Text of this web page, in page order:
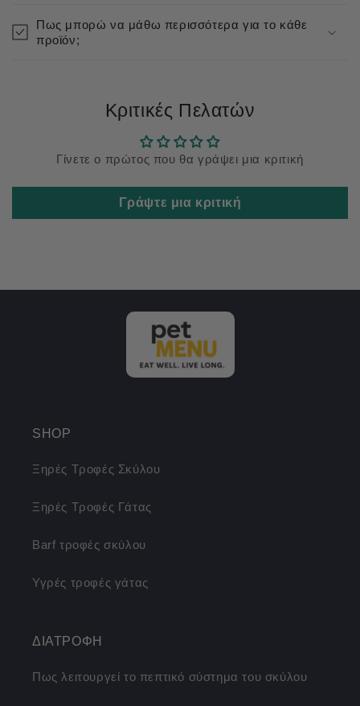
Πως μπορώ να μάθω περισσότερα για το κάθε
προϊόν;
Κριτικές Πελατών
Γίνετε ο πρώτος που θα γράψει μια κριτική
Γράψτε μια κριτική
SHOP
Ξηρές Τροφές Σκύλου
Ξηρές Τροφές Γάτας
Barf τροφές σκύλου
Υγρές τροφές γάτας
ΔΙΑΤΡΟΦΗ
Πως λειτουργεί το πεπτικό σύστημα του σκύλου